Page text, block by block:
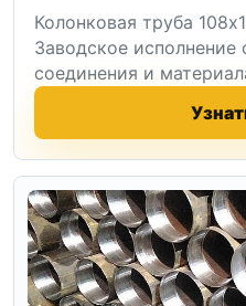
Колонковая труба
Заводское исполнение
соединения и